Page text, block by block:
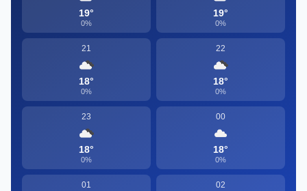
19°
0%
19°
0%
21
18°
0%
22
18°
0%
23
18°
0%
00
18°
0%
01 02